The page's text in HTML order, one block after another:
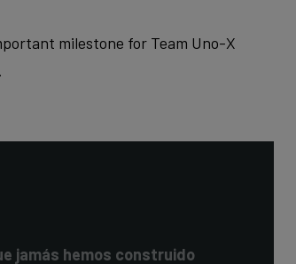
milestone for Team Uno-X
jamás hemos construido